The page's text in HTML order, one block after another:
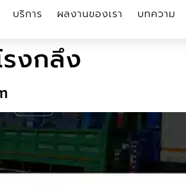
บริการ ผลงานของเรา บทความ
รงกลึง